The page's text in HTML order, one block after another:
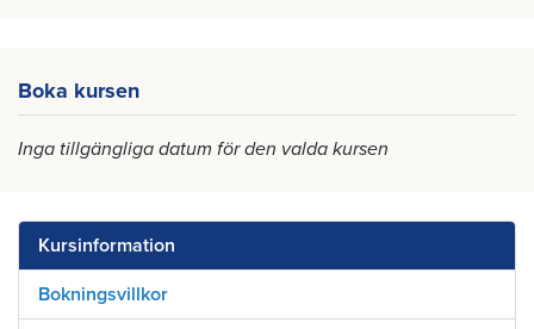
Boka kursen
Inga tillgängliga datum för den valda kursen
Kursinformation
Bokningsvillkor